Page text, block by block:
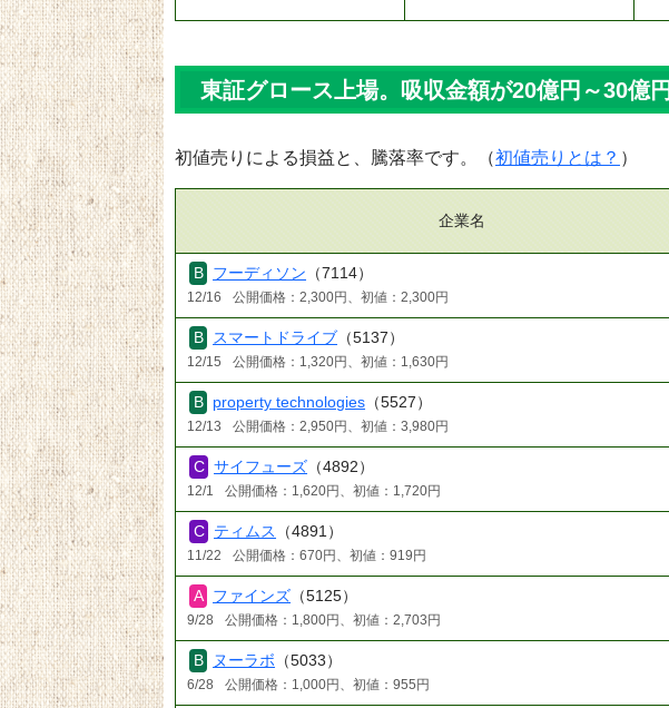
東証グロース上場。吸収金額が20億円～30億
初値売りによる損益と、騰落率です。（初値売りとは？ ）
企業名
フーディソン （7114）
12/16 公開価格：2,300円、初値：2,300円
スマートドライブ （5137）
12/15 公開価格：1,320円、初値：1,630円
property technologies （5527）
12/13 公開価格：2,950円、初値：3,980円
サイフューズ （4892）
12/1 公開価格：1,620円、初値：1,720円
ティムス （4891）
11/22 公開価格：670円、初値：919円
ファインズ （5125）
9/28 公開価格：1,800円、初値：2,703円
ヌーラボ （5033）
6/28 公開価格：1,000円、初値：955円